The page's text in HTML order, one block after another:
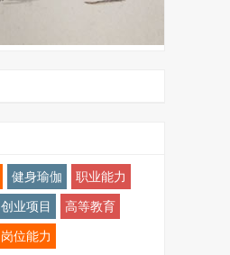
健身瑜伽 职业能力
创业项目 高等教育
岗位能力